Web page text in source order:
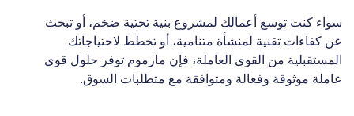
سواء كنت توسع أعمالك لمشروع بنية تحتية ضخم، أو تبحث
عن كفاءات تقنية لمنشأة متنامية، أو تخطط لاحتياجاتك
المستقبلية من القوى العاملة، فإن مارموم توفر حلول قوى
عاملة موثوقة وفعالة ومتوافقة مع متطلبات السوق.